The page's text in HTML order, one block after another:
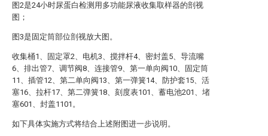
图2是24小时尿蛋白检测用多功能尿液收集取样器的剖视
图；
图3是固定筒部位剖视放大图。
收集桶1、固定罩2、电机3、搅拌杆4、密封盖5、导流嘴
6、排出管7、调节阀8、连接管9、第一单向阀10、固定筒
11、插管12、第二单向阀13、第一弹簧14、防护套15、活
塞16、拉杆17、第二弹簧18、刻度表101、蓄电池201、堵
塞601、封盖1101。
如下具体实施方式将结合上述附图进一步说明。